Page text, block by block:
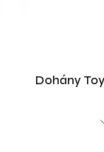
Dohány